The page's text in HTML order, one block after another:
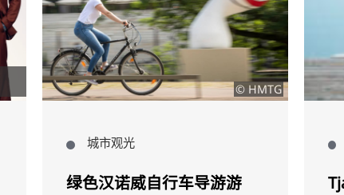
© HMTG
城市观光
绿色汉诺威自行车导游游